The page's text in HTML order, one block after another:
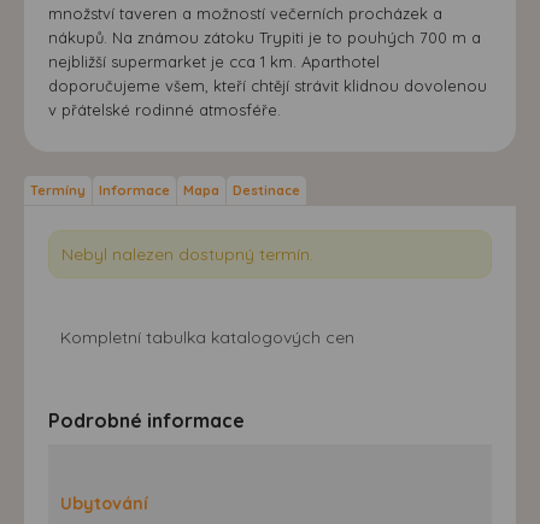
množství taveren a možností večerních procházek a
nákupů. Na známou zátoku Trypiti je to pouhých 700 m a
nejbližší supermarket je cca 1 km. Aparthotel
doporučujeme všem, kteří chtějí strávit klidnou dovolenou
v přátelské rodinné atmosféře.
Termíny Informace Mapa Destinace
Nebyl nalezen dostupný termín.
Kompletní tabulka katalogových cen
Podrobné informace
Ubytování